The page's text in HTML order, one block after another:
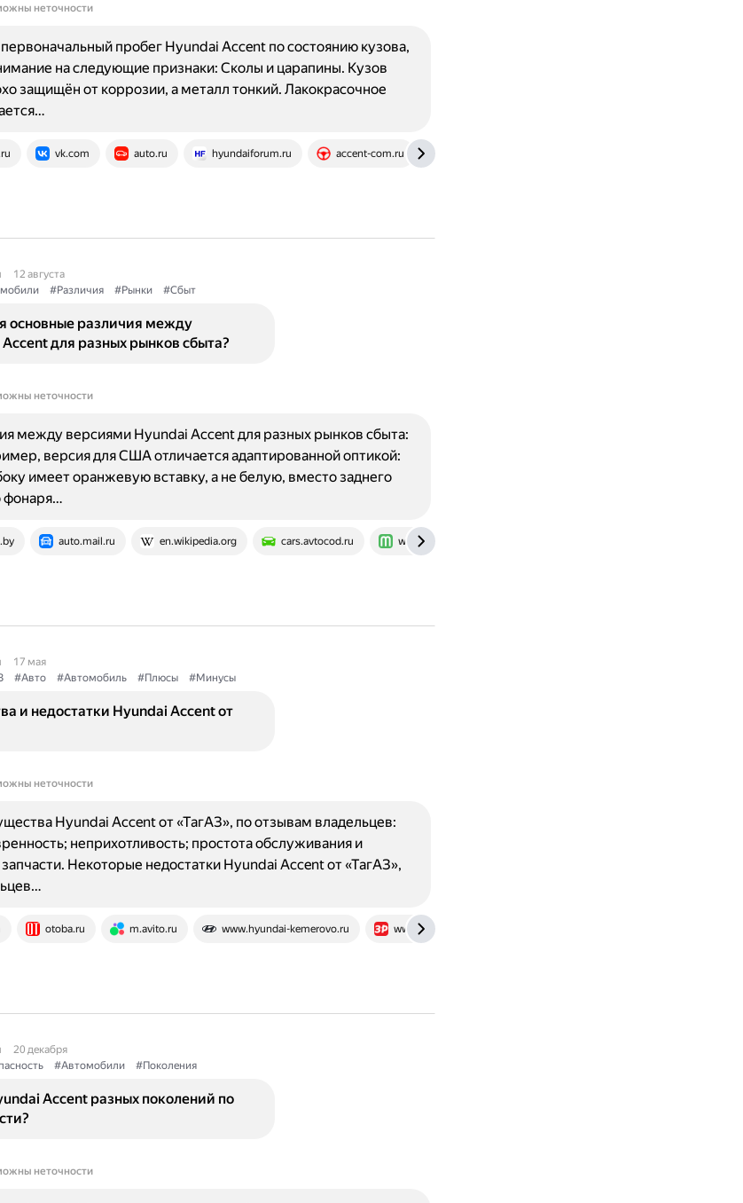
неточности
vk.com auto.ru hyundaiforum.ru accent-com.ru
пробег Hyundai Accent по состоянию кузова,
на следующие признаки: Сколы и царапины. Кузов
защищён от коррозии, а металл тонкий. Лакокрасочное
12 августа
#Различия #Рынки #Сбыт
основные различия между
для разных рынков сбыта?
неточности
auto.mail.ru en.wikipedia.org cars.avtocod.ru www.motorpage.ru
между версиями Hyundai Accent для разных рынков сбыта:
версия для США отличается адаптированной оптикой:
имеет оранжевую вставку, а не белую, вместо заднего
фонаря…
17 мая
#Авто #Автомобиль #Плюсы #Минусы
и недостатки Hyundai Accent от
неточности
otoba.ru m.avito.ru www.hyundai-kemerovo.ru www.zr.ru
Hyundai Accent от «ТагАЗ», по отзывам владельцев:
неприхотливость; простота обслуживания и
Некоторые недостатки Hyundai Accent от «ТагАЗ»,
20 декабря
#Автомобили #Поколения
Accent разных поколений по
неточности